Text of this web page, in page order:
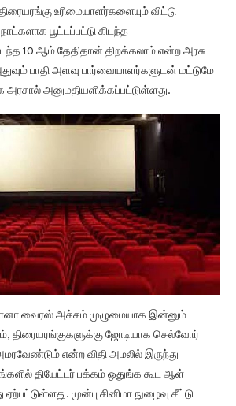
உரிமையாளர்களையும் விட்டு
பூட்டப்பட்டு கிடந்த
10 ஆம் தேதிதான் திறக்கலாம் என்ற அரசு
பாதி அளவு பார்வையாளர்களுடன் மட்டுமே
அனுமதியளிக்கப்பட்டுள்ளது.
வைரஸ் அச்சம் முழுமையாக இன்னும்
திரையரங்குகளுக்கு ஜோடியாக செல்வோர்
என்ற விதி அமலில் இருந்து
தியேட்டர் பக்கம் ஒதுங்க கூட ஆள்
முன்பு சினிமா நுழைவு சீட்டு